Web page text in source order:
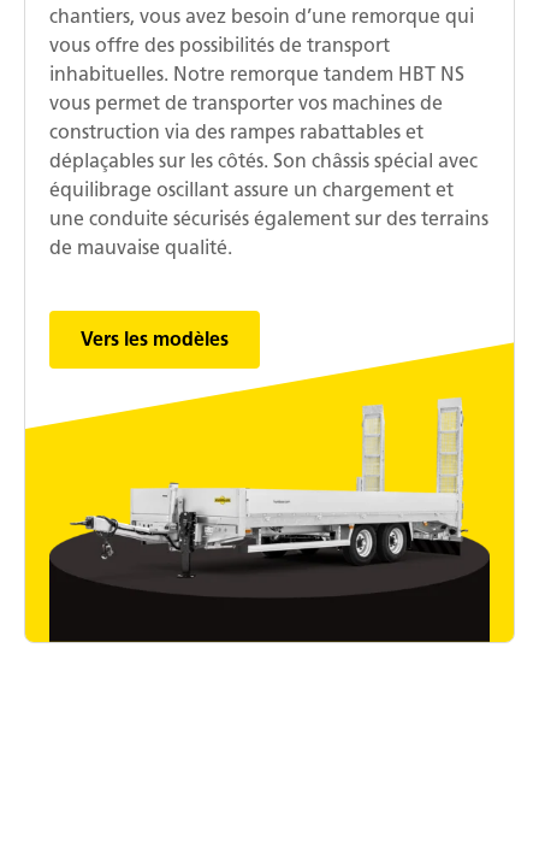
chantiers, vous avez besoin d’une remorque qui
vous offre des possibilités de transport
inhabituelles. Notre remorque tandem HBT NS
vous permet de transporter vos machines de
construction via des rampes rabattables et
déplaçables sur les côtés. Son châssis spécial avec
équilibrage oscillant assure un chargement et
une conduite sécurisés également sur des terrains
de mauvaise qualité.
Vers les modèles